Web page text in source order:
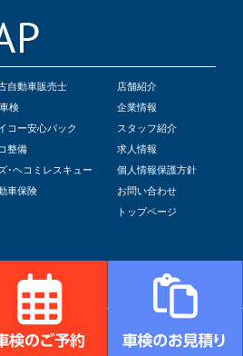
自動車販売士
検
コー安心パック
整備
･ヘコミレスキュー
車保険
店舗紹介
企業情報
スタッフ紹介
求人情報
個人情報保護方針
お問い合わせ
トップページ
Global Crest Corp.